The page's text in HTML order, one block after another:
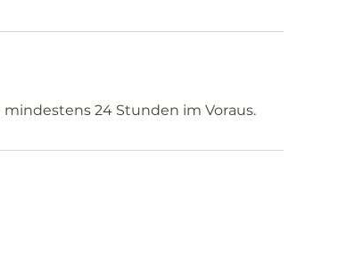
24 Stunden im Voraus.